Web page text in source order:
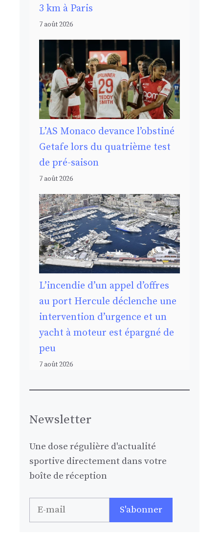
3 km à Paris
7 août 2026
L’AS Monaco devance l’obstiné
Getafe lors du quatrième test
de pré-saison
7 août 2026
L’incendie d’un appel d’offres
au port Hercule déclenche une
intervention d’urgence et un
yacht à moteur est épargné de
peu
7 août 2026
Newsletter
Une dose régulière d'actualité
sportive directement dans votre
boîte de réception